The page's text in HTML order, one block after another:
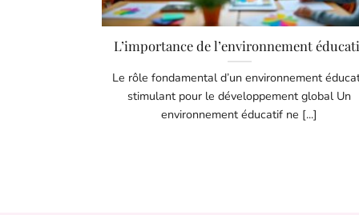
L’importance de l’environnement
Le rôle fondamental d’un environnement
stimulant pour le développement global Un
environnement éducatif ne [...]